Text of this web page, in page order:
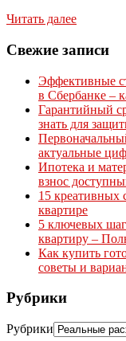
Читать далее
Свежие записи
Эффективные
в Сбербанке –
Гарантийный
знать для
актуальные
Ипотека и
взнос
15 креативных
квартире
5 ключевых
квартиру –
Как купить
советы и
Рубрики
Рубрики